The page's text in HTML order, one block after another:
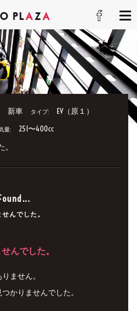
新車 タイプ: EV（原１）
量: 251〜400cc
んでした。
んでした。
ません。
かりませんでした。